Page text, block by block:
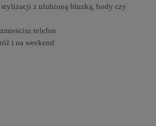
z ulubioną bluzką, body czy
telefon
i na weekend